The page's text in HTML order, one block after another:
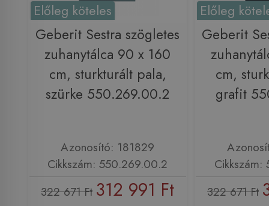
Előleg köteles
Geberit Sestra szögletes
zuhanytálca 90 x 160
cm, sturkturált pala,
szürke 550.269.00.2
Azonosító: 181829
Cikkszám: 550.269.00.2
322 671 Ft 312 991 Ft
Előleg
Geberit
cm,
grafit
322 671 Ft